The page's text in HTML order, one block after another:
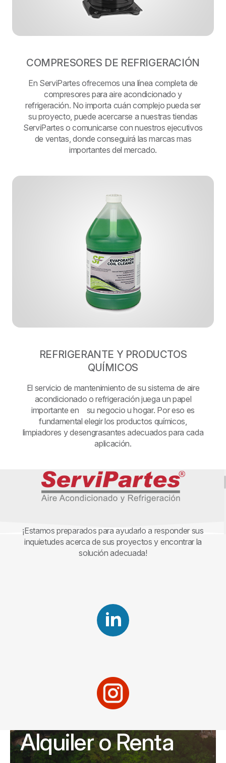
COMPRESORES DE REFRIGERACIÓN
En ServiPartes ofrecemos una línea completa de
compresores para aire acondicionado y
refrigeración. No importa cuán complejo pueda ser
su proyecto, puede acercarse a nuestras tiendas
ServiPartes o comunicarse con nuestros ejecutivos
de ventas, donde conseguirá las marcas mas
importantes del mercado.
REFRIGERANTE Y PRODUCTOS
QUÍMICOS
El servicio de mantenimiento de su sistema de aire
acondicionado o refrigeración juega un papel
importante en su negocio u hogar. Por eso es
fundamental elegir los productos químicos,
limpiadores y desengrasantes adecuados para cada
aplicación.
¡Estamos preparados para ayudarlo a responder sus
inquietudes acerca de sus proyectos y encontrar la
solución adecuada!
Alquiler o Renta